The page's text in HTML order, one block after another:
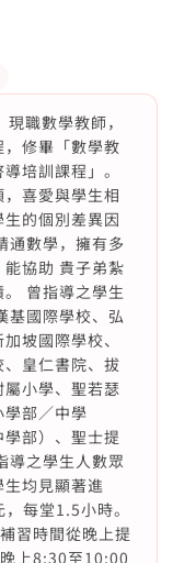
職數學教師，
修畢「數學教
培訓課程」。
喜愛與學生相
的個別差異因
通數學，擁有多
協助 貴子弟紮
曾指導之學生
基國際學校、弘
坡國際學校、
皇仁書院、拔
小學、聖若瑟
部／中學
部）、聖士提
導之學生人數眾
均見顯著進
每堂1.5小時。
習時間從晚上提
上8:30至10:00